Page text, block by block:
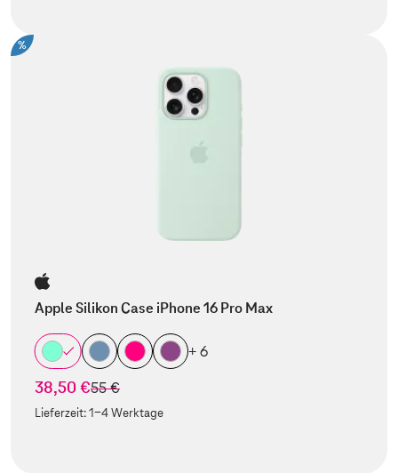
%
Apple Silikon Case iPhone 16 Pro Max
+ 6
38,50 €statt
55 €
Lieferzeit:1-4 Werktage